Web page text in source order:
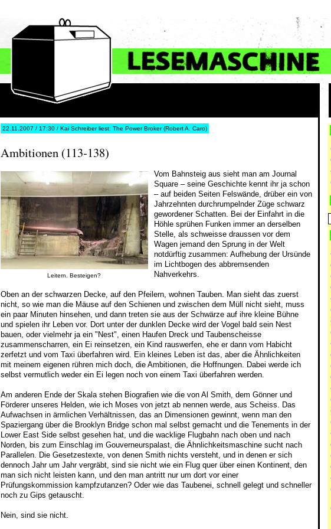
22.11.2007 / 17:30 / Kai Schreiber liest: The Power Broker (Robert A. Caro)
Ambitionen (113-138)
Leitern. Besteigen?
Vom Bahnsteig aus sieht man am Journal
Square – seine Geschichte kennt ihr ja schon
– auf beiden Seiten Felswände, drüber ein von
Jahrzehnten durchrumpelnder Züge schwarz
gewordener Schatten. Bei der Einfahrt in die
Höhle sprühen Funken immer an derselben
Stelle, als schweisse draussen vor dem
Wagen jemand den Sprung in der Welt
notdürftig zusammen: Aufhebung der Ursünde
im Lichtbogen des abbremsenden
Nahverkehrs.
Oben an der schwarzen Decke, auf den Pfeilern, wohnen Tauben. Man sieht das zuerst
nicht, so wie man die Mäuse auf den Schienen und zwischen dem Müll nicht sieht, muss
ein paar Minuten hinsehen, und dann treten sie aus der Schwärze auf ihre kleine Bühne
und spielen ihr Leben vor. Dort unter der dunklen Decke wird der Vogel bald sein Nest
bauen, oder vielmehr ja ein "Nest", einen Haufen Dreck und Taubenscheisse
zusammenscharren, ein Ei reinsetzen, ein Kind rauswerfen, ehe er dann vom Habicht
zerfetzt und vom Taxi überfahren wird. Ein kleines Leben ist das, aber die Ähnlichkeiten
mit meinem eigenen rühren mich doch, die Ambitionen, die Hoffnungen. Dabei werde ich
selbst vermutlich weder ein Ei legen noch von einem Taxi überfahren werden.
Am anderen Ende der Skala stehen Biografien wie die von Al Smith, dem Gönner und
Förderer unseres Helden, wie ich Moses von jetzt ab nennen werde, aus Scheiss. Das
Aufwachsen in ärmlichen Verhältnissen, das an Dimensionen gewinnt, wenn man den
Spaziergang über die Brooklyn Bridge schon mal selbst gemacht und die Tenements in der
Lower East Side selbst gesehen hat, und die wacklige Flugbahn nach oben und nach
Norden, bis zum Einschlag im Gouverneurspalast, die Ähnlichkeitsmaschine sucht nach
Parallelen. Die Gesetzestexte, von denen Smith nichts versteht, und in denen er sich
dennoch Jahr um Jahr vergräbt, sind sie nicht wie ein Flug quer über einen Kontinent, den
man sich nicht leisten kann, und den man antritt nur um dort vor einer
Prüfungskommission kampfzutanzen? Oder wie das Taubenei, schnell gelegt und schneller
noch zu Gips getauscht.
Nein, sind sie nicht.